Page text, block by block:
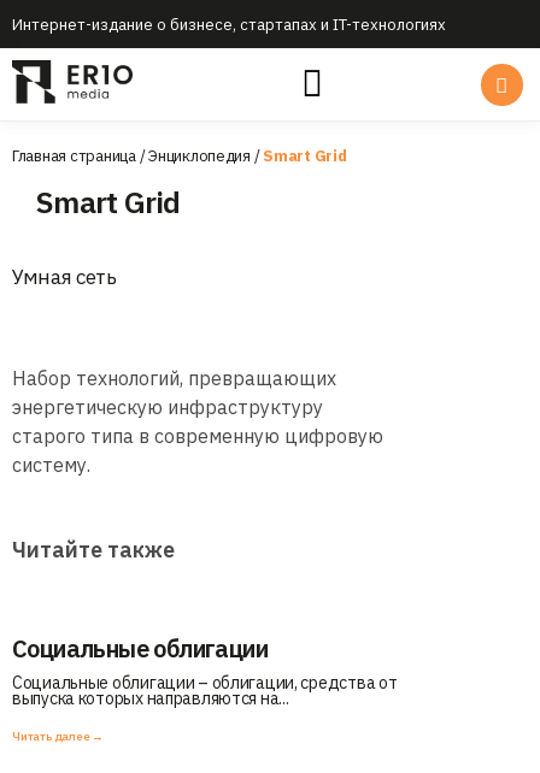
Интернет-издание о бизнесе, стартапах и IT-технологиях
Главная страница/Энциклопедия /Smart Grid
Smart Grid
Умная сеть
Набор технологий, превращающих
энергетическую инфраструктуру
старого типа в современную цифровую
систему.
Читайте также
Социальные облигации
Социальные облигации – облигации, средства от
выпуска которых направляются на...
Читать далее →